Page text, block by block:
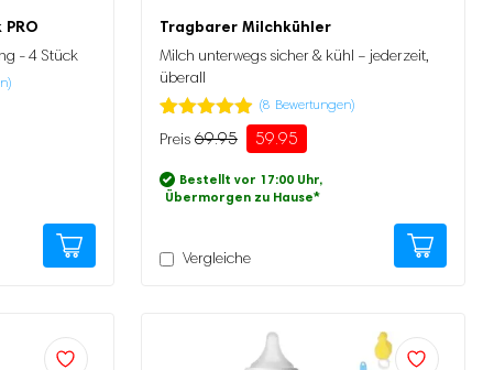
- 4 Stück
Tragbarer Milchkühler
Milch unterwegs sicher & kühl – jederzeit,
überall
Bewertet
mit4.88
basierend
auf
8
(8 Bewertungen)
69.95
Ursprünglicher
war:
69.95
59.95
Aktueller
ist:
59.95.
Bestellt vor 17:00 Uhr,
Übermorgen zu Hause*
Vergleiche